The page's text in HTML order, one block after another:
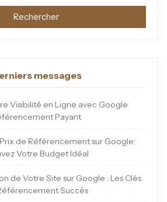
Rechercher
messages
Visibilité en Ligne avec Google
Payant
de Référencement sur Google:
Votre Budget Idéal
de Votre Site sur Google : Les Clés
Succès